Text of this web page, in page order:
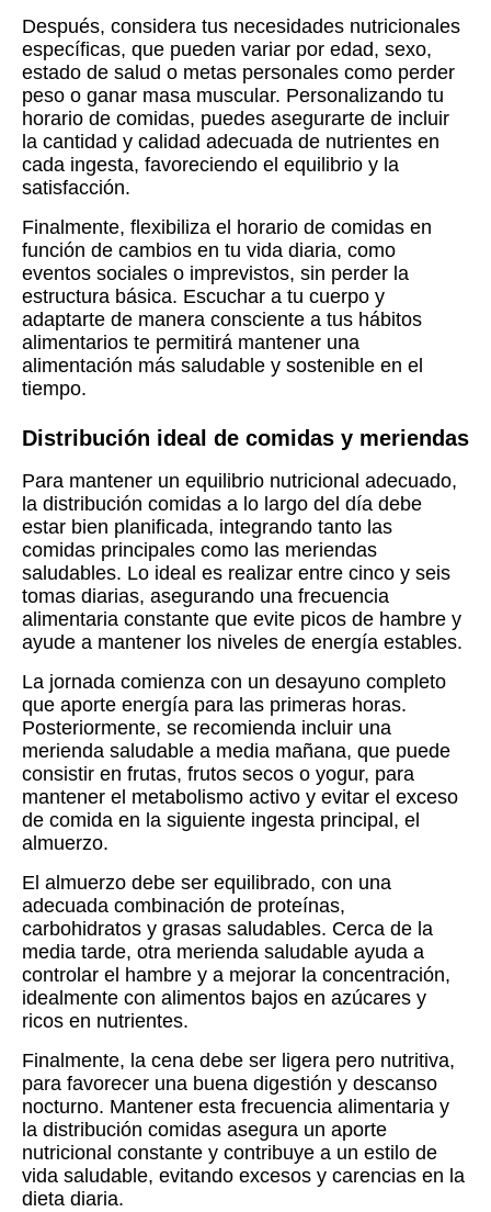
Después, considera tus necesidades nutricionales
específicas, que pueden variar por edad, sexo,
estado de salud o metas personales como perder
peso o ganar masa muscular. Personalizando tu
horario de comidas, puedes asegurarte de incluir
la cantidad y calidad adecuada de nutrientes en
cada ingesta, favoreciendo el equilibrio y la
satisfacción.
Finalmente, flexibiliza el horario de comidas en
función de cambios en tu vida diaria, como
eventos sociales o imprevistos, sin perder la
estructura básica. Escuchar a tu cuerpo y
adaptarte de manera consciente a tus hábitos
alimentarios te permitirá mantener una
alimentación más saludable y sostenible en el
tiempo.
Distribución ideal de comidas y meriendas
Para mantener un equilibrio nutricional adecuado,
la distribución comidas a lo largo del día debe
estar bien planificada, integrando tanto las
comidas principales como las meriendas
saludables. Lo ideal es realizar entre cinco y seis
tomas diarias, asegurando una frecuencia
alimentaria constante que evite picos de hambre y
ayude a mantener los niveles de energía estables.
La jornada comienza con un desayuno completo
que aporte energía para las primeras horas.
Posteriormente, se recomienda incluir una
merienda saludable a media mañana, que puede
consistir en frutas, frutos secos o yogur, para
mantener el metabolismo activo y evitar el exceso
de comida en la siguiente ingesta principal, el
almuerzo.
El almuerzo debe ser equilibrado, con una
adecuada combinación de proteínas,
carbohidratos y grasas saludables. Cerca de la
media tarde, otra merienda saludable ayuda a
controlar el hambre y a mejorar la concentración,
idealmente con alimentos bajos en azúcares y
ricos en nutrientes.
Finalmente, la cena debe ser ligera pero nutritiva,
para favorecer una buena digestión y descanso
nocturno. Mantener esta frecuencia alimentaria y
la distribución comidas asegura un aporte
nutricional constante y contribuye a un estilo de
vida saludable, evitando excesos y carencias en la
dieta diaria.